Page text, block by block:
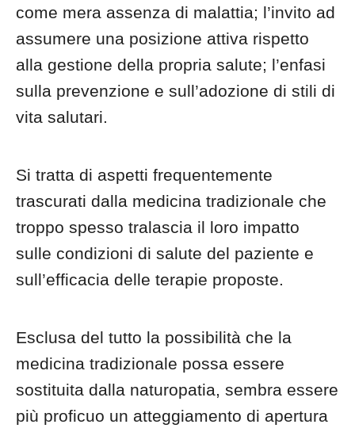
come mera assenza di malattia; l’invito ad
assumere una posizione attiva rispetto
alla gestione della propria salute; l’enfasi
sulla prevenzione e sull’adozione di stili di
vita salutari.
Si tratta di aspetti frequentemente
trascurati dalla medicina tradizionale che
troppo spesso tralascia il loro impatto
sulle condizioni di salute del paziente e
sull’efficacia delle terapie proposte.
Esclusa del tutto la possibilità che la
medicina tradizionale possa essere
sostituita dalla naturopatia, sembra essere
più proficuo un atteggiamento di apertura